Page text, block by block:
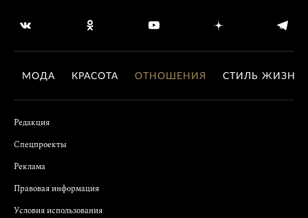
МОДА КРАСОТА ОТНОШЕНИЯ СТИЛЬ ЖИЗНИ
Редакция
Спецпроекты
Реклама
Правовая информация
Условия использования